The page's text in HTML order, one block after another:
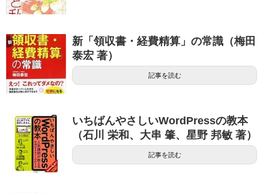
新「領収書・経費精算」の常識（梅田
泰宏 著）
記事を読む
いちばんやさしいWordPressの教本
（石川 栄和、大串 肇、星野 邦敏 著）
記事を読む